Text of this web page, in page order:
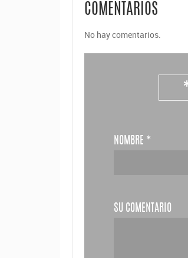
COMENTARIOS
No hay comentarios.
NOMBRE *
SU COMENTARIO